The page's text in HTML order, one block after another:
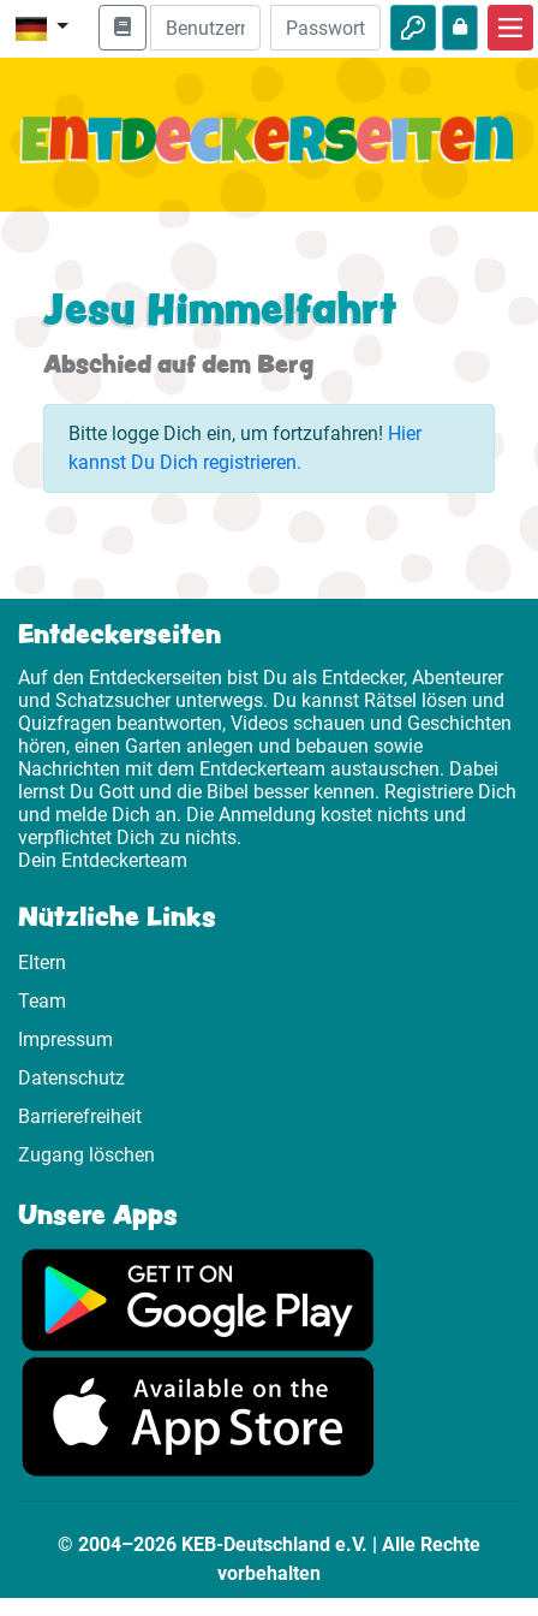
Bibel entdecken
Natur
Jesu Himmelfahrt
Abschied auf dem Berg
Bitte logge Dich ein, um fortzufahren! Hier
kannst Du Dich registrieren.
Entdeckerseiten
Auf den Entdeckerseiten bist Du als Entdecker, Abenteurer
und Schatzsucher unterwegs. Du kannst Rätsel lösen und
Quizfragen beantworten, Videos schauen und Geschichten
hören, einen Garten anlegen und bebauen sowie
Nachrichten mit dem Entdeckerteam austauschen. Dabei
lernst Du Gott und die Bibel besser kennen. Registriere Dich
und melde Dich an. Die Anmeldung kostet nichts und
verpflichtet Dich zu nichts.
Dein Entdeckerteam
Nützliche Links
Eltern
Team
Impressum
Datenschutz
Barrierefreiheit
Zugang löschen
Unsere Apps
© 2004–2026 KEB-Deutschland e.V. | Alle Rechte
vorbehalten